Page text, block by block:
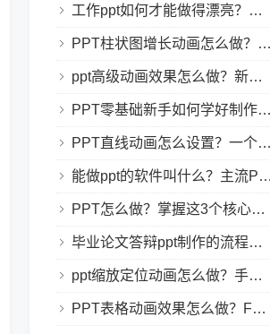
工作ppt如何才能做得漂亮？职场PPT美化与制作技巧
PPT柱状图增长动画怎么做？实用的ppt技巧分享给你！
ppt高级动画效果怎么做？新手也能学会的亮眼PPT动画指南
PPT零基础新手如何学好制作PPT？新手入门全攻略
PPT直线动画怎么设置？一个简单的设置技巧
能做ppt的软件叫什么？主流PPT制作软件盘点与选型指南
PPT怎么做？掌握这3个核心制作方法与技巧，新手也能变大神！
毕业论文答辩ppt制作的流程是怎样的？新手零门槛指南
ppt缩放定位动画怎么做？手把手教程，小白也能学会做动态PPT
PPT表格动画效果怎么做？Focusky让你的演示更独特！